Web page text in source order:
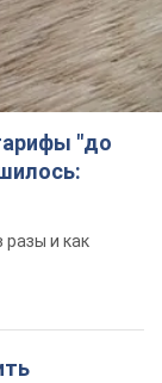
"до
и как